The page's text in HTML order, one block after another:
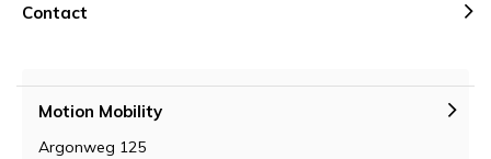
Contact
Motion Mobility
Argonweg 125